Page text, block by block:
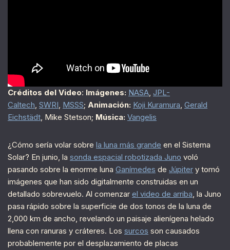
Créditos del Video: Imágenes: NASA, JPL-
Caltech, SWRI, MSSS; Animación: Koji Kuramura, Gerald
Eichstädt, Mike Stetson; Música: Vangelis
¿Cómo sería volar sobre la luna más grande en el Sistema
Solar? En junio, la sonda espacial robotizada Juno voló
pasando sobre la enorme luna Ganímedes de Júpiter y tomó
imágenes que han sido digitalmente construidas en un
detallado sobrevuelo. Al comenzar el video de arriba, la Juno
pasa rápido sobre la superficie de dos tonos de la luna de
2,000 km de ancho, revelando un paisaje alienígena helado
llena con ranuras y cráteres. Los surcos son causados
probablemente por el desplazamiento de placas